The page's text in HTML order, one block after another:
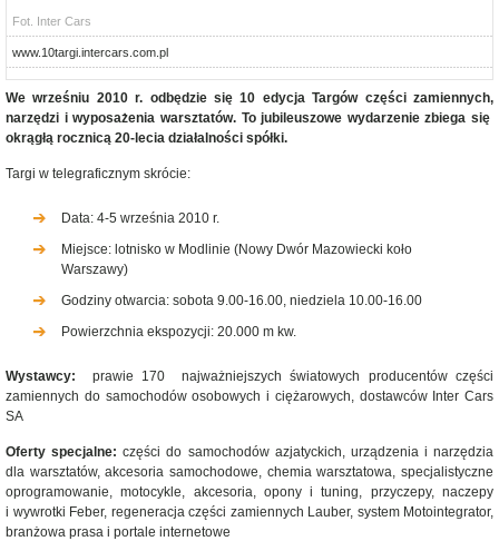
Fot. Inter Cars
www.10targi.intercars.com.pl
We wrześniu 2010 r. odbędzie się 10 edycja Targów części zamiennych,
narzędzi i wyposażenia warsztatów. To jubileuszowe wydarzenie zbiega się
okrągłą rocznicą 20-lecia działalności spółki.
Targi w telegraficznym skrócie:
Data: 4-5 września 2010 r.
Miejsce: lotnisko w Modlinie (Nowy Dwór Mazowiecki koło
Warszawy)
Godziny otwarcia: sobota 9.00-16.00, niedziela 10.00-16.00
Powierzchnia ekspozycji: 20.000 m kw.
Wystawcy: prawie 170 najważniejszych światowych producentów części
zamiennych do samochodów osobowych i ciężarowych, dostawców Inter Cars
SA
Oferty specjalne: części do samochodów azjatyckich, urządzenia i narzędzia
dla warsztatów, akcesoria samochodowe, chemia warsztatowa, specjalistyczne
oprogramowanie, motocykle, akcesoria, opony i tuning, przyczepy, naczepy
i wywrotki Feber, regeneracja części zamiennych Lauber, system Motointegrator,
branżowa prasa i portale internetowe